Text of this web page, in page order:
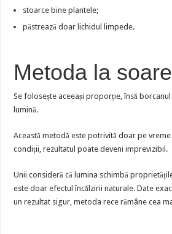
stoarce bine plantele;
păstrează doar lichidul limpede.
Metoda la soare
Se folosește aceeași proporție, însă borcanul
lumină.
Această metodă este potrivită doar pe
condiții, rezultatul poate deveni imprevizibil.
Unii consideră că lumina schimbă
este doar efectul încălzirii naturale. Date
un rezultat sigur, metoda rece rămâne cea